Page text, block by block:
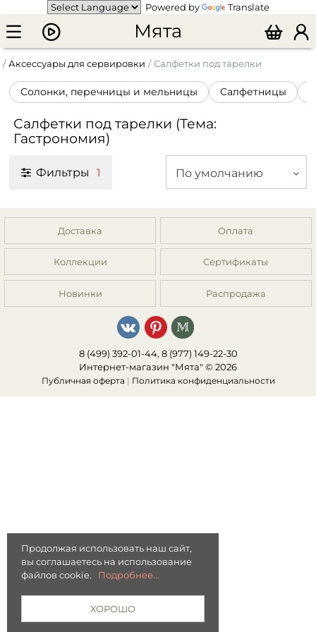
Powered by Translate
Мята
Аксессуары для сервировки Салфетки под тарелки
Солонки, перечницы и мельницы Салфетницы
Салфетки под тарелки (Тема:
Гастрономия)
Фильтры 1 По умолчанию
Доставка Оплата
Коллекции Сертификаты
Новинки Распродажа
8 (499) 392-01-44, 8 (977) 149-22-30
Интернет-магазин "Мята" © 2026
Публичная оферта Политика конфиденциальности
Продолжая использовать наш сайт,
вы соглашаетесь на использование
файлов cookie.
Подробнее...
ХОРОШО